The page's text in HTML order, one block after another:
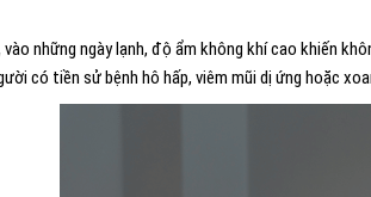
những ngày lạnh, độ ẩm không khí cao khiến
có tiền sử bệnh hô hấp, viêm mũi dị ứng hoặc